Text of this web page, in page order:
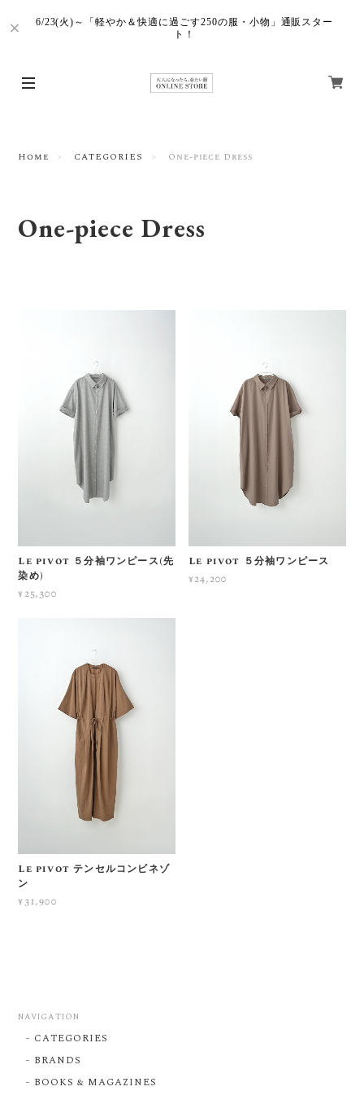
6/23(火)～「軽やか＆快適に過ごす250の服・小物」通販スター
ト！
Home CATEGORIES One-piece Dress
One-piece Dress
Le pivot ５分袖ワンピース(先
染め)
¥25,300
Le pivot ５分袖ワンピース
¥24,200
Le pivot テンセルコンビネゾ
ン
¥31,900
NAVIGATION
CATEGORIES
BRANDS
BOOKS & MAGAZINES